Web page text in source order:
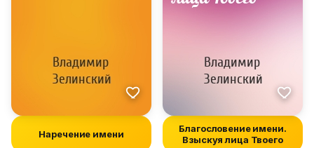
Наречение имени
Благословение имени.
Взыскуя лица Твоего